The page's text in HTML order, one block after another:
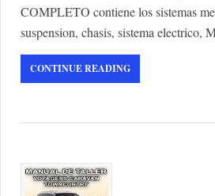
COMPLETO contiene los sistemas
suspension, chasis, sistema electrico,
CONTINUE READING